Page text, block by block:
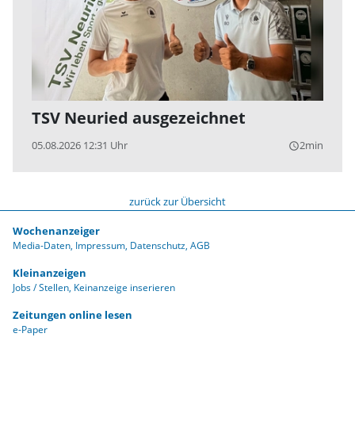
TSV Neuried ausgezeichnet
05.08.2026 12:31 Uhr query_builder2min
zurück zur Übersicht
Wochenanzeiger
Media-Daten Impressum Datenschutz AGB
Kleinanzeigen
Jobs / Stellen Keinanzeige inserieren
Zeitungen online lesen
e-Paper